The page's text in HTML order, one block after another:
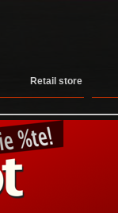
Retail store